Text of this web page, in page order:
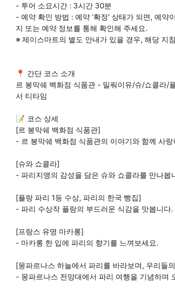
- 투어 소요시간 : 3시간 30분
- 예약 확인 방법 : 예약 ‘확정’ 상태가 되면, 예
지 또는 예약 정보를 통해 확인해 주세요.
※ 제이스마트의 별도 안내가 있을 경우, 해당 지
📍 간단 코스 소개
르 봉막쉐 백화점 식품관 - 밀풔이유/슈/쇼콜라/
서 티타임
📝 코스 상세
[르 봉막쉐 백화점 식품관]
- 르 봉막쉐 백화점 식품관의 이야기와 함께 사
[슈와 쇼콜라]
- 파리지앵의 감성을 담은 슈와 쇼콜라를 만나봅
[플랑 파리 1등 수상, 파리의 한국 빵집]
- 파리 수상작 플랑의 부드러운 식감을 맛봅니다.
[프랑스 유명 마카롱]
- 마카롱 한 입에 파리의 향기를 느껴보세요.
[몽파르나스 하늘에서 파리를 바라보며, 우리들
- 몽파르나스 전망대에서 파리 여행을 기념하며